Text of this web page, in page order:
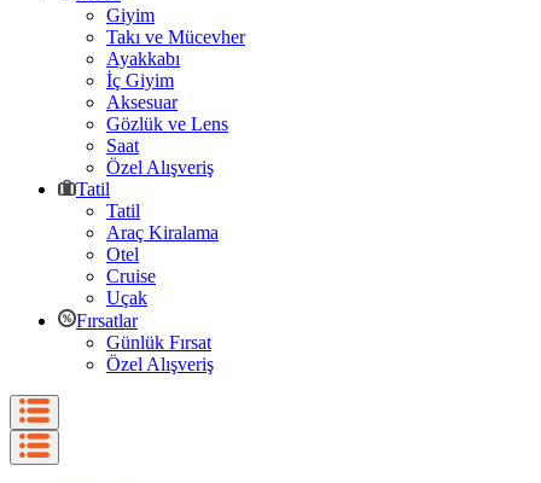
Giyim
Takı ve Mücevher
Ayakkabı
İç Giyim
Aksesuar
Gözlük ve Lens
Saat
Özel Alışveriş
Tatil
Tatil
Araç Kiralama
Otel
Cruise
Uçak
Fırsatlar
Günlük Fırsat
Özel Alışveriş